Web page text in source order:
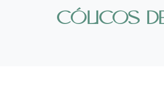
CÓLICOS